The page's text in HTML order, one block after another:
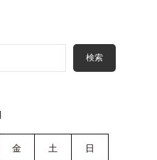
検索
金 土 日